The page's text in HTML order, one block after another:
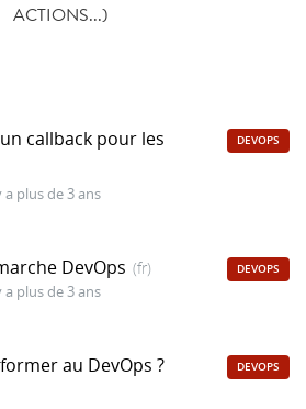
ACTIONS...)
callback pour les
a plus de 3 ans
DEVOPS
DevOps (fr)
a plus de 3 ans
DEVOPS
au DevOps ? DEVOPS